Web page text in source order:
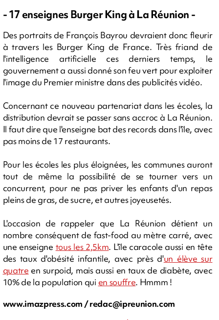
- 17 enseignes Burger King à La Réunion -
Des portraits de François Bayrou devraient donc fleurir
à travers les Burger King de France. Très friand de
l'intelligence artificielle ces derniers temps, le
gouvernement a aussi donné son feu vert pour exploiter
l'image du Premier ministre dans des publicités vidéo.
Concernant ce nouveau partenariat dans les écoles, la
distribution devrait se passer sans accroc à La Réunion.
Il faut dire que l'enseigne bat des records dans l'île, avec
pas moins de 17 restaurants.
Pour les écoles les plus éloignées, les communes auront
tout de même la possibilité de se tourner vers un
concurrent, pour ne pas priver les enfants d'un repas
pleins de gras, de sucre, et autres joyeusetés.
L'occasion de rappeler que La Réunion détient un
nombre conséquent de fast-food au mètre carré, avec
une enseigne tous les 2,5km. L'île caracole aussi en tête
des taux d'obésité infantile, avec près d'un élève sur
quatre en surpoid, mais aussi en taux de diabète, avec
10% de la population qui en souffre. Hmmm !
www.imazpress.com /redac@ipreunion.com